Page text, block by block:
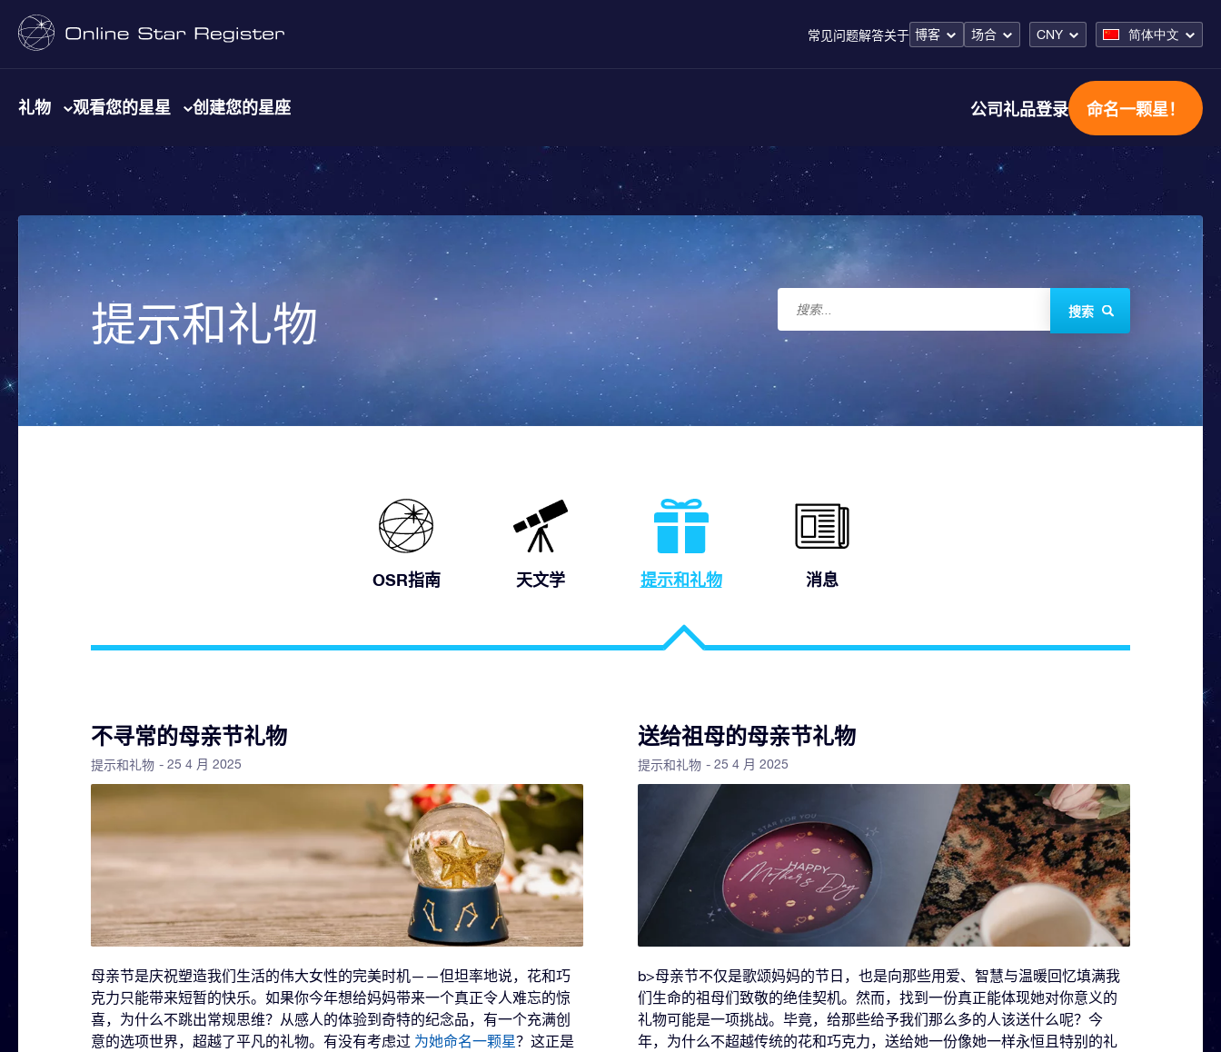
常见问题解答关于 博客 场合 CNY 简体中文
礼物 观看您的星星 创建您的星座 公司礼品登录 命名一颗星！
提示和礼物 搜索
OSR指南 天文学 提示和礼物 消息
不寻常的母亲节礼物
提示和礼物 - 25 4 月 2025
母亲节是庆祝塑造我们生活的伟大女性的完美时机——但坦率地说，花和巧
克力只能带来短暂的快乐。如果你今年想给妈妈带来一个真正令人难忘的惊
喜，为什么不跳出常规思维？从感人的体验到奇特的纪念品，有一个充满创
意的选项世界，超越了平凡的礼物。有没有考虑过 为她命名一颗星？这正是
送给祖母的母亲节礼物
提示和礼物 - 25 4 月 2025
b>母亲节不仅是歌颂妈妈的节日，也是向那些用爱、智慧与温暖回忆填满我
们生命的祖母们致敬的绝佳契机。然而，找到一份真正能体现她对你意义的
礼物可能是一项挑战。毕竟，给那些给予我们那么多的人该送什么呢？今
年，为什么不超越传统的花和巧克力，送给她一份像她一样永恒且特别的礼